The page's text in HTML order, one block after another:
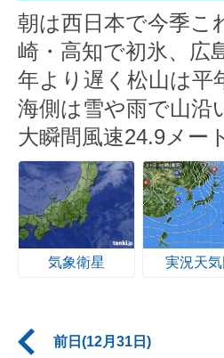
朝は西日本で今季こ
崎・高知で初氷、広
年より遅く松山は平
海側は雪や雨で山沿
大瞬間風速24.9メー
気象衛星 実況天気
前日(12月31日)